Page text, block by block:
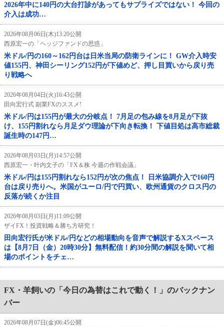
2026年中に140円の大台打診があってもサプライズではない！ 今回の
介入は成功…
2026年08月06日(木)13:20公開
西原宏一の「ヘッジファンドの思惑」
米ドル/円の160～162円台は日米当局の防衛ラインに！ GW介入時安
値155円、神田シーリング152円が下値めど、押し目買いから戻り売
り戦略へ
2026年08月04日(火)16:43公開
田向宏行式 副業FXのススメ!
米ドル/円は155円が最大の分岐点！ 7月足の包み線を8月足が下抜
け、155円割れなら月足ダウ理論が下向き転換！ 下値目処は高市総裁
誕生時の147円…
2026年08月03日(月)14:57公開
西原宏一・叶内文子の「FX＆株 今週の作戦会議」
米ドル/円は155円割れなら152円が次の焦点！ 日米協調介入で160円
台は戻り売りへ。米国がユーロ/円で円買い、欧州通貨のクロス円の
反落が続くか注目
2026年08月03日(月)11:09公開
ザイFX！投資戦略＆勝ち方研究！
田向宏行氏が米ドル/円などの相場動向を音声で解説するXスペース
は【8月7日（金）20時30分】無料配信！約30分間の解説を聞いて相
場のポイントをチェ…
FX・羊飼いの「今日の為替はこれで動く！」のバックナン
バー
2026年08月07日(金)06:45公開